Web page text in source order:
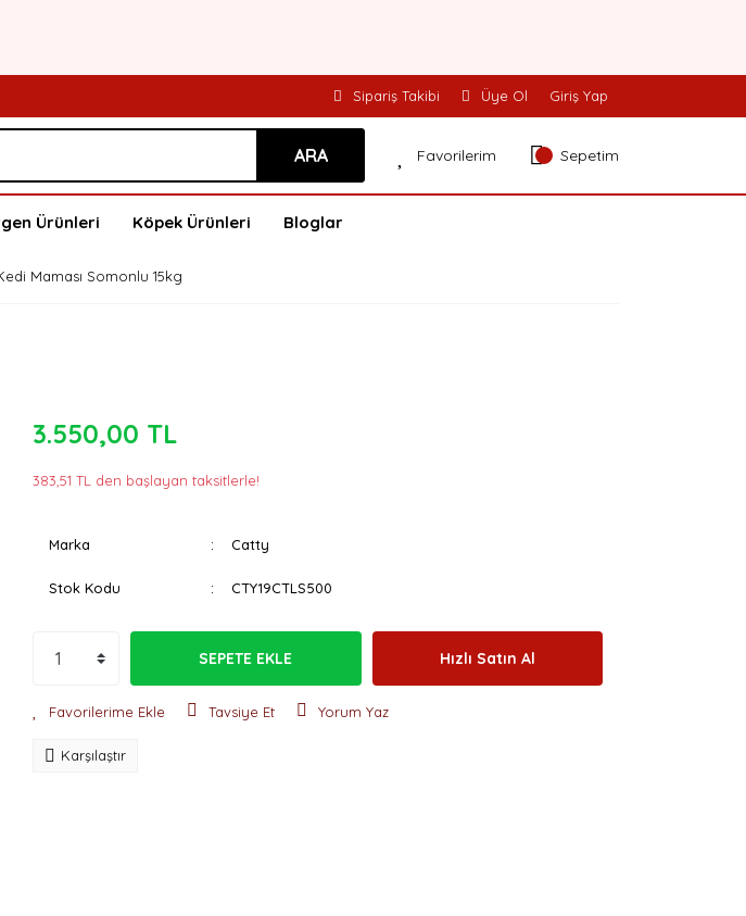
Sipariş Takibi Üye Ol Giriş Yap
ARA Favorilerim Sepetim
Ürünleri Köpek Ürünleri Bloglar
Kedi Maması Somonlu 15kg
3.550,00 TL
383,51 TL den başlayan taksitlerle!
Marka Catty
Stok Kodu CTY19CTLS500
SEPETE EKLE Hızlı Satın Al
Tavsiye Et Yorum Yaz
Karşılaştır